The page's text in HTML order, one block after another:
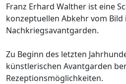
Franz Erhard Walther ist eine
konzeptuellen Abkehr vom
Nachkriegsavantgarden.
Zu Beginn des letzten
künstlerischen Avantgarden
Rezeptionsmöglichkeiten.